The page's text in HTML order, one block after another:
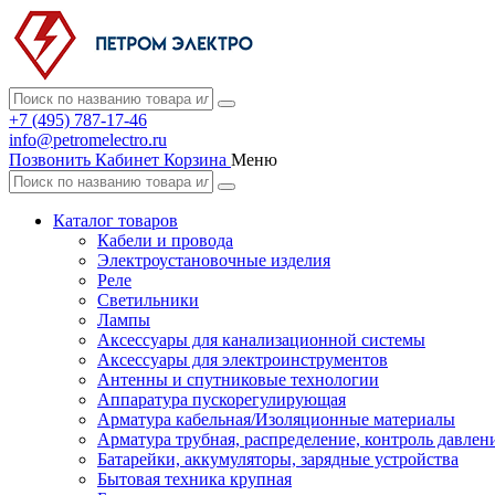
+7 (495) 787-17-46
info@petromelectro.ru
Позвонить Кабинет Корзина Меню
Каталог товаров
Кабели и провода
Электроустановочные изделия
Реле
Светильники
Лампы
Аксессуары для канализационной системы
Аксессуары для электроинструментов
Антенны и спутниковые технологии
Аппаратура пускорегулирующая
Арматура кабельная/Изоляционные материалы
Арматура трубная, распределение, контроль
Батарейки, аккумуляторы, зарядные устройства
Бытовая техника крупная